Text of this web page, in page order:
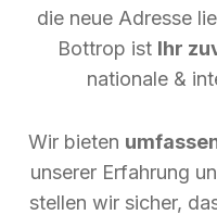
die neue Adresse
Bottrop ist Ihr
nationale &
Wir bieten
unserer Erfahrung
stellen wir sicher,